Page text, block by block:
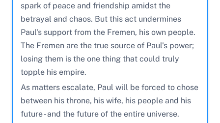
spark of peace and friendship amidst the
betrayal and chaos. But this act undermines
Paul's support from the Fremen, his own people.
The Fremen are the true source of Paul's power;
losing them is the one thing that could truly
topple his empire.
As matters escalate, Paul will be forced to chose
between his throne, his wife, his people and his
future - and the future of the entire universe.